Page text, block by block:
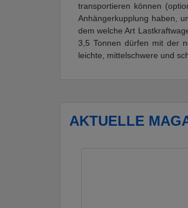
transportieren können
Anhängerkupplung haben,
dem welche Art
3,5 Tonnen dürfen mit der
leichte, mittelschwere und
AKTUELLE